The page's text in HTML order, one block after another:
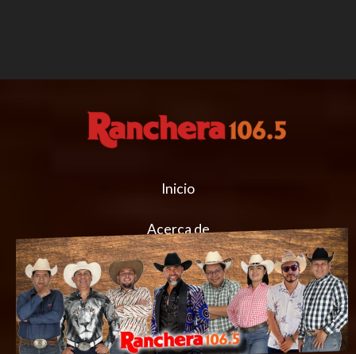
Inicio
Acerca de